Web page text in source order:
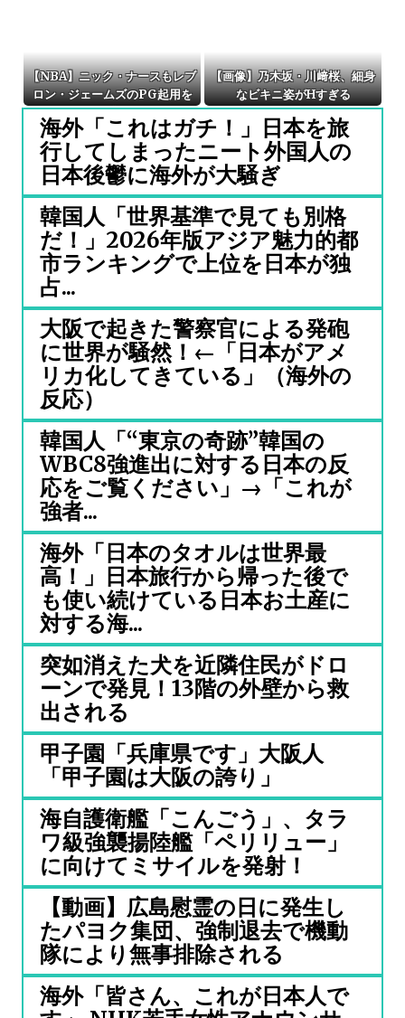
【NBA】ニック・ナースもレブ
ロン・ジェームズのPG起用を
示唆か
【画像】乃木坂・川﨑桜、細身
なビキニ姿がHすぎる
海外「これはガチ！」日本を旅
行してしまったニート外国人の
日本後鬱に海外が大騒ぎ
韓国人「世界基準で見ても別格
だ！」2026年版アジア魅力的都
市ランキングで上位を日本が独
占...
大阪で起きた警察官による発砲
に世界が騒然！←「日本がアメ
リカ化してきている」（海外の
反応）
韓国人「“東京の奇跡”韓国の
WBC8強進出に対する日本の反
応をご覧ください」→「これが
強者...
海外「日本のタオルは世界最
高！」日本旅行から帰った後で
も使い続けている日本お土産に
対する海...
突如消えた犬を近隣住民がドロ
ーンで発見！13階の外壁から救
出される
甲子園「兵庫県です」大阪人
「甲子園は大阪の誇り」
海自護衛艦「こんごう」、タラ
ワ級強襲揚陸艦「ペリリュー」
に向けてミサイルを発射！
【動画】広島慰霊の日に発生し
たパヨク集団、強制退去で機動
隊により無事排除される
海外「皆さん、これが日本人で